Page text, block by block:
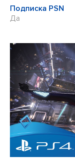
Подписка PSN
Да